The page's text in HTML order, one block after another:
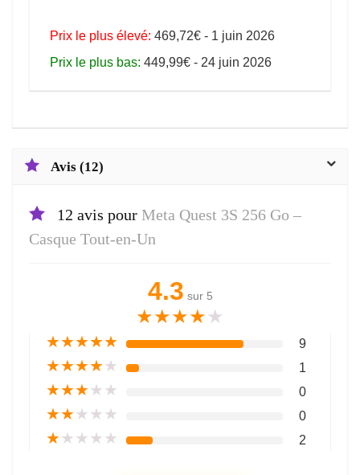
Prix le plus élevé: 469,72€ - 1 juin 2026
Prix le plus bas: 449,99€ - 24 juin 2026
Avis (12)
12 avis pour Meta Quest 3S 256 Go –
Casque Tout-en-Un
4.3 sur 5
★★★★★
★★★★★ 9
★★★★★ 1
★★★★★ 0
★★★★★ 0
★★★★★ 2